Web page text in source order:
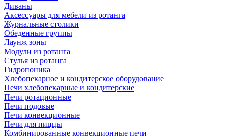
Диваны
Аксессуары для мебели из ротанга
Журнальные столики
Обеденные группы
Лаунж зоны
Модули из ротанга
Стулья из ротанга
Гидропоника
Хлебопекарное и кондитерское оборудование
Печи хлебопекарные и кондитерские
Печи ротационные
Печи подовые
Печи конвекционные
Печи для пиццы
Комбинированные конвекционные печи